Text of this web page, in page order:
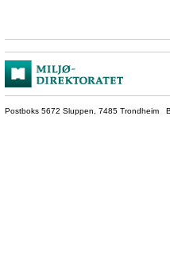
Postboks 5672 Sluppen, 7485 Trondheim